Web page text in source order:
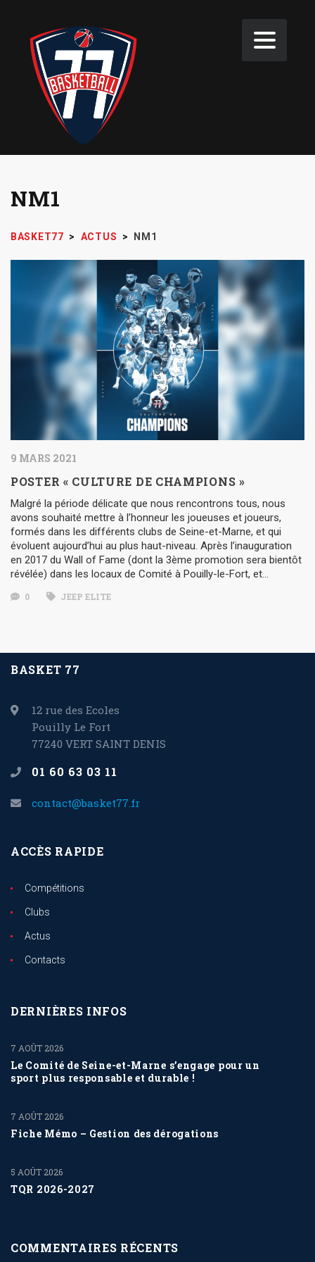
NM1
BASKET77 > ACTUS > NM1
9 MARS 2021
POSTER « CULTURE DE CHAMPIONS »
Malgré la période délicate que nous rencontrons tous, nous
avons souhaité mettre à l’honneur les joueuses et joueurs,
formés dans les différents clubs de Seine-et-Marne, et qui
évoluent aujourd’hui au plus haut-niveau. Après l’inauguration
en 2017 du Wall of Fame (dont la 3ème promotion sera bientôt
révélée) dans les locaux de Comité à Pouilly-le-Fort, et…
0 JEEP ELITE
BASKET 77
12 rue des Ecoles
Pouilly Le Fort
77240 VERT SAINT DENIS
01 60 63 03 11
contact@basket77.fr
ACCÈS RAPIDE
Compétitions
Clubs
Actus
Contacts
DERNIÈRES INFOS
Le Comité de Seine-et-Marne s’engage pour un
sport plus responsable et durable !
7 AOÛT 2026
Fiche Mémo – Gestion des dérogations
7 AOÛT 2026
TQR 2026-2027
5 AOÛT 2026
COMMENTAIRES RÉCENTS